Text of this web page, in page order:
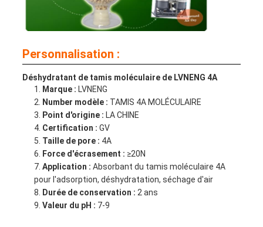
Personnalisation :
Déshydratant de tamis moléculaire de LVNENG 4A
Marque : LVNENG
Number modèle : TAMIS 4A MOLÉCULAIRE
Point d'origine : LA CHINE
Certification : GV
Taille de pore : 4A
Force d'écrasement : ≥20N
Application : Absorbant du tamis moléculaire 4A
pour l'adsorption, déshydratation, séchage d'air
Durée de conservation : 2 ans
Valeur du pH : 7-9